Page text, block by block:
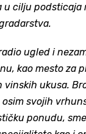
u cilju podsticaja
ugled i
kao mesto za
vinskih ukusa.
osim svojih
ponudu,